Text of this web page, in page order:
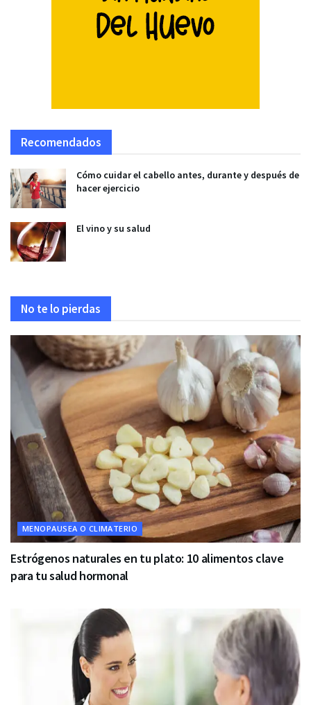
Recomendados
Cómo cuidar el cabello antes, durante y después de
hacer ejercicio
El vino y su salud
No te lo pierdas
MENOPAUSEA O CLIMATERIO
Estrógenos naturales en tu plato: 10 alimentos clave
para tu salud hormonal